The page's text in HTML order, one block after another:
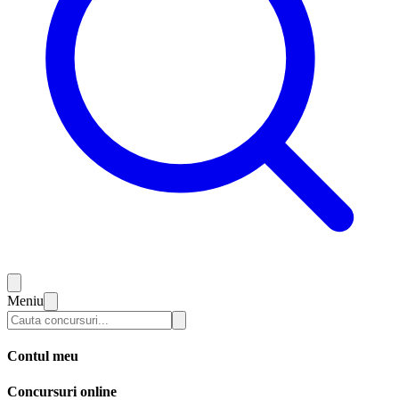
Meniu
Contul meu
Concursuri online